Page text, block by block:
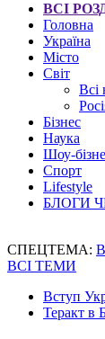
ВСІ
Головна
Україна
Місто
Світ
Всі
Бізнес
Наука
Шоу-
Спорт
Lifestyle
БЛОГИ
СПЕЦТЕМА:
ВСІ ТЕМИ
Вступ
Теракт в